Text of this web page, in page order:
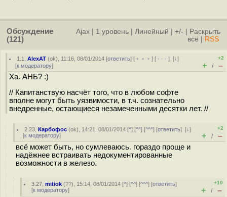
Обсуждение
(121)
Ajax 1 уровень Линейный +/-
Раскрыть
всё
RSS
1.1 ,AlexAT (ok), 11:16, 08/01/2014 [ответить] [ ﹢﹢﹢] [ · · ·][↓]
[к модератору]
+2
+ / –
Ха. АНБ? :)
// Капитанствую насчёт того, что в любом софте
вполне могут быть уязвимости, в т.ч. сознательно
внедренные, остающиеся незамеченными десятки лет. //
2.23 ,Карбофос (ok), 14:21, 08/01/2014 [^] [^^] [^^^] [ответить][↓]
[к модератору]
+2
+ / –
всё может быть, но сумлеваюсь. гораздо проще и
надёжнее встраивать недокументированные
возможности в железо.
3.27 ,mitiok (??), 15:14, 08/01/2014 [^] [^^] [^^^] [ответить]
[к модератору]
+10
+ / –